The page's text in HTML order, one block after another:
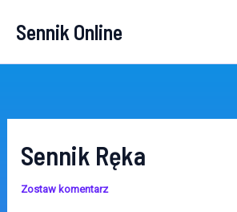
Sennik Online
Sennik Ręka
Zostaw komentarz